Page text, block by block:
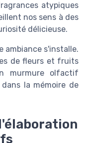
atypiques
nos sens à des
délicieuse.
ambiance s'installe.
de fleurs et fruits
murmure olfactif
la mémoire de